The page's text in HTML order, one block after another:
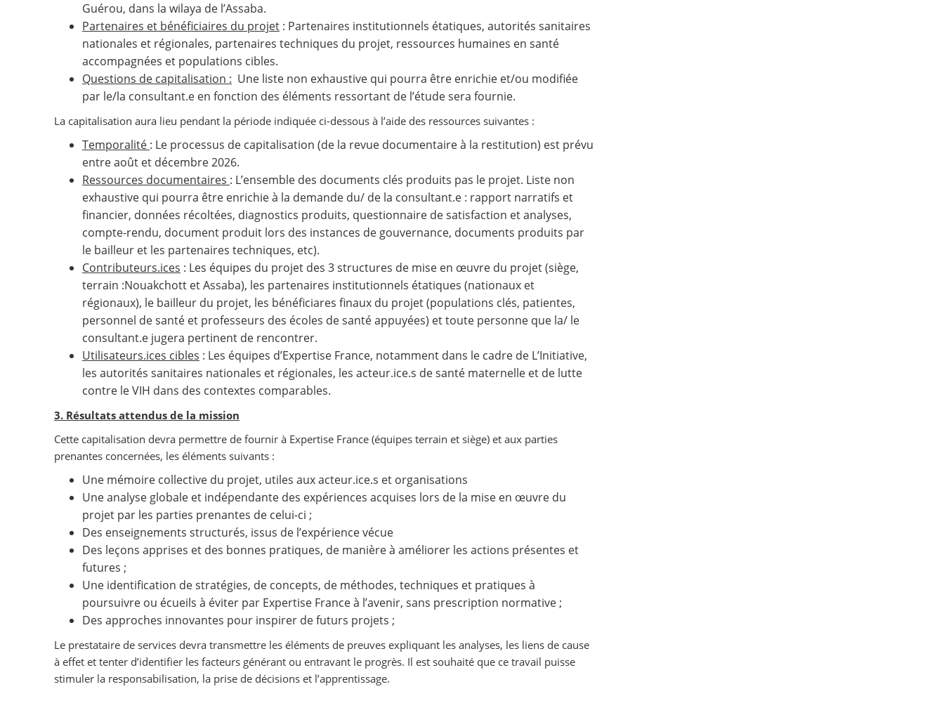
Guérou, dans la wilaya de l’Assaba.
Partenaires et bénéficiaires du projet : Partenaires institutionnels étatiques, autorités sanitaires
nationales et régionales, partenaires techniques du projet, ressources humaines en santé
accompagnées et populations cibles.
Questions de capitalisation : Une liste non exhaustive qui pourra être enrichie et/ou modifiée
par le/la consultant.e en fonction des éléments ressortant de l’étude sera fournie.
La capitalisation aura lieu pendant la période indiquée ci-dessous à l’aide des ressources suivantes :
Temporalité : Le processus de capitalisation (de la revue documentaire à la restitution) est prévu
entre août et décembre 2026.
Ressources documentaires : L’ensemble des documents clés produits pas le projet. Liste non
exhaustive qui pourra être enrichie à la demande du/ de la consultant.e : rapport narratifs et
financier, données récoltées, diagnostics produits, questionnaire de satisfaction et analyses,
compte-rendu, document produit lors des instances de gouvernance, documents produits par
le bailleur et les partenaires techniques, etc).
Contributeurs.ices : Les équipes du projet des 3 structures de mise en œuvre du projet (siège,
terrain :Nouakchott et Assaba), les partenaires institutionnels étatiques (nationaux et
régionaux), le bailleur du projet, les bénéficiares finaux du projet (populations clés, patientes,
personnel de santé et professeurs des écoles de santé appuyées) et toute personne que la/ le
consultant.e jugera pertinent de rencontrer.
Utilisateurs.ices cibles : Les équipes d’Expertise France, notamment dans le cadre de L’Initiative,
les autorités sanitaires nationales et régionales, les acteur.ice.s de santé maternelle et de lutte
contre le VIH dans des contextes comparables.
3. Résultats attendus de la mission
Cette capitalisation devra permettre de fournir à Expertise France (équipes terrain et siège) et aux parties
prenantes concernées, les éléments suivants :
Une mémoire collective du projet, utiles aux acteur.ice.s et organisations
Une analyse globale et indépendante des expériences acquises lors de la mise en œuvre du
projet par les parties prenantes de celui-ci ;
Des enseignements structurés, issus de l’expérience vécue
Des leçons apprises et des bonnes pratiques, de manière à améliorer les actions présentes et
futures ;
Une identification de stratégies, de concepts, de méthodes, techniques et pratiques à
poursuivre ou écueils à éviter par Expertise France à l’avenir, sans prescription normative ;
Des approches innovantes pour inspirer de futurs projets ;
Le prestataire de services devra transmettre les éléments de preuves expliquant les analyses, les liens de cause
à effet et tenter d’identifier les facteurs générant ou entravant le progrès. Il est souhaité que ce travail puisse
stimuler la responsabilisation, la prise de décisions et l’apprentissage.